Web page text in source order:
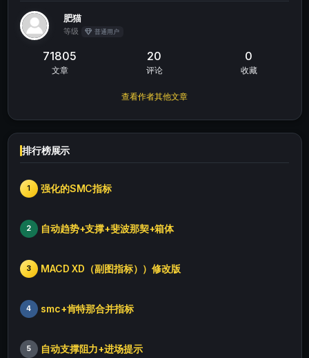
肥猫
等级 普通用户
71805
文章
20
评论
0
收藏
查看作者其他文章
排行榜展示
1 强化的SMC指标
2 自动趋势+支撑+斐波那契+箱体
3 MACD XD（副图指标））修改版
4 smc+肯特那合并指标
5 自动支撑阻力+进场提示